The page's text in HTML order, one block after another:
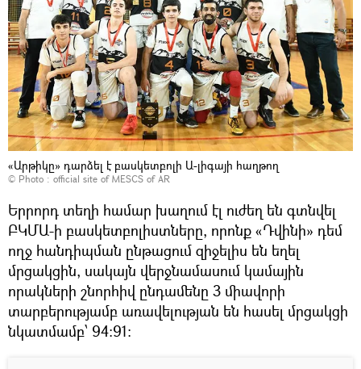
«Արթիկը» դարձել է բասկետբոլի Ա-լիգայի հաղթող
© Photo : official site of MESCS of AR
Երրորդ տեղի համար խաղում էլ ուժեղ են գտնվել
ԲԿՄԱ-ի բասկետբոլիստները, որոնք «Դվինի» դեմ
ողջ հանդիպման ընթացում զիջելիս են եղել
մրցակցին, սակայն վերջնամասում կամային
որակների շնորհիվ ընդամենը 3 միավորի
տարբերությամբ առավելության են հասել մրցակցի
նկատմամբ՝ 94:91: